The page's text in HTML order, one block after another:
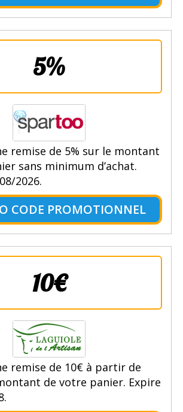
5%
remise de 5% sur le montant
sans minimum d’achat.
2026.
CODE PROMOTIONNEL
10€
remise de 10€ à partir de
de votre panier. Expire